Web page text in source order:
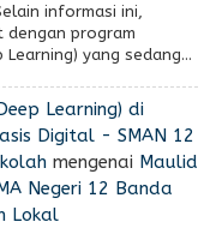
informasi ini,
dengan program
Learning) yang sedang…
Learning) di
Digital - SMAN 12
mengenai Maulid
Negeri 12 Banda
Lokal